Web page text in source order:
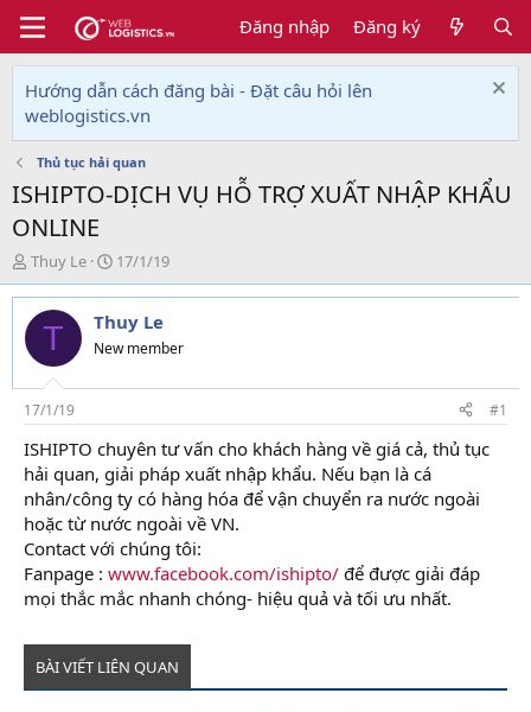
Đăng nhập Đăng ký
Hướng dẫn cách đăng bài - Đặt câu hỏi lên
weblogistics.vn
Thủ tục hải quan
ISHIPTO-DỊCH VỤ HỖ TRỢ XUẤT NHẬP KHẨU
ONLINE
T
h
r
e
d
s
t
a
r
t
e
r
Thuy Le
N
g
à
y
g
i
17/1/19
T Thuy Le
New member
17/1/19 #1
ISHIPTO chuyên tư vấn cho khách hàng về giá cả, thủ tục
hải quan, giải pháp xuất nhập khẩu. Nếu bạn là cá
nhân/công ty có hàng hóa để vận chuyển ra nước ngoài
hoặc từ nước ngoài về VN.
Contact với chúng tôi:
Fanpage : www.facebook.com/ishipto/ để được giải đáp
mọi thắc mắc nhanh chóng- hiệu quả và tối ưu nhất.
BÀI VIẾT LIÊN QUAN